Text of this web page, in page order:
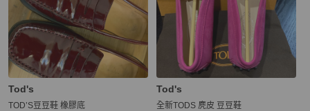
Tod's
TOD’S豆豆鞋 橡膠底
Tod's
全新TODS 麂皮 豆豆鞋